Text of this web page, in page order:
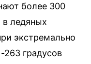
более 300
ледяных
экстремально
263 градусов